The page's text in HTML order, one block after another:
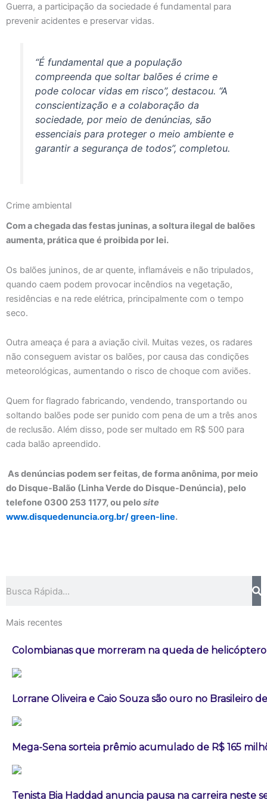
Guerra, a participação da sociedade é fundamental para
prevenir acidentes e preservar vidas.
“É fundamental que a população
compreenda que soltar balões é crime e
pode colocar vidas em risco”, destacou. “A
conscientização e a colaboração da
sociedade, por meio de denúncias, são
essenciais para proteger o meio ambiente e
garantir a segurança de todos”, completou.
Crime ambiental
Com a chegada das festas juninas, a soltura ilegal de balões
aumenta, prática que é proibida por lei.
Os balões juninos, de ar quente, inflamáveis e não tripulados,
quando caem podem provocar incêndios na vegetação,
residências e na rede elétrica, principalmente com o tempo
seco.
Outra ameaça é para a aviação civil. Muitas vezes, os radares
não conseguem avistar os balões, por causa das condições
meteorológicas, aumentando o risco de choque com aviões.
Quem for flagrado fabricando, vendendo, transportando ou
soltando balões pode ser punido com pena de um a três anos
de reclusão. Além disso, pode ser multado em R$ 500 para
cada balão apreendido.
As denúncias podem ser feitas, de forma anônima, por meio
do Disque-Balão (Linha Verde do Disque-Denúncia), pelo
telefone 0300 253 1177, ou pelosite
www.disquedenuncia.org.br/ green-line.
Mais recentes
Colombianas que morreram na queda de
Lorrane Oliveira e Caio Souza são ouro no Brasileiro
Mega-Sena sorteia prêmio acumulado de R$ 165
Tenista Bia Haddad anuncia pausa na carreira neste